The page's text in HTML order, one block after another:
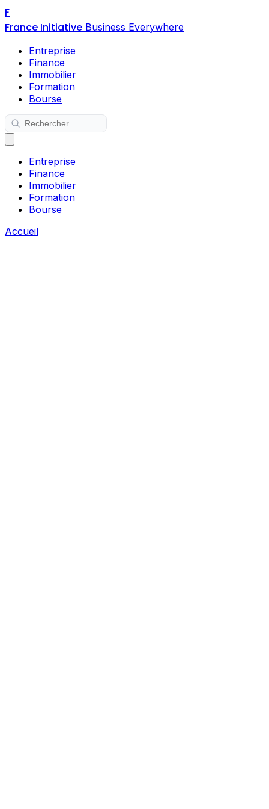
F
France Initiative Business Everywhere
Entreprise
Finance
Immobilier
Formation
Bourse
Entreprise
Finance
Immobilier
Formation
Bourse
Accueil